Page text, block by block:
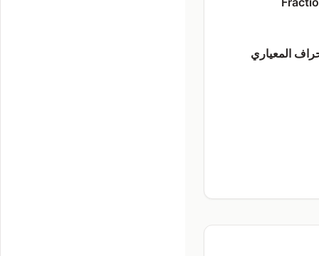
المعياري